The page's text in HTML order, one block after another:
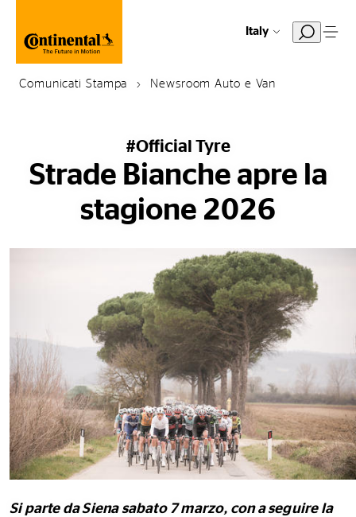
Italy
Comunicati Stampa Newsroom Auto e Van
#Official Tyre
Strade Bianche apre la
stagione 2026
Si parte da Siena sabato 7 marzo, con a seguire la